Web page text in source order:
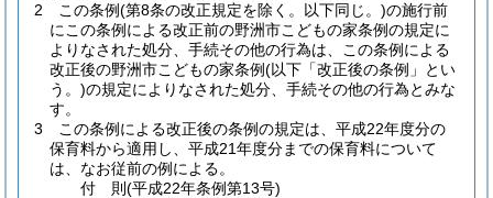
2
この条例(第8条の改正規定を除く。以下同じ。)の施行前
にこの条例による改正前の野洲市こどもの家条例の規定に
よりなされた処分、手続その他の行為は、この条例による
改正後の野洲市こどもの家条例(以下「改正後の条例」とい
う。)の規定によりなされた処分、手続その他の行為とみな
す。
3
この条例による改正後の条例の規定は、平成22年度分の
保育料から適用し、平成21年度分までの保育料について
は、なお従前の例による。
付 則(平成22年条例第13号)